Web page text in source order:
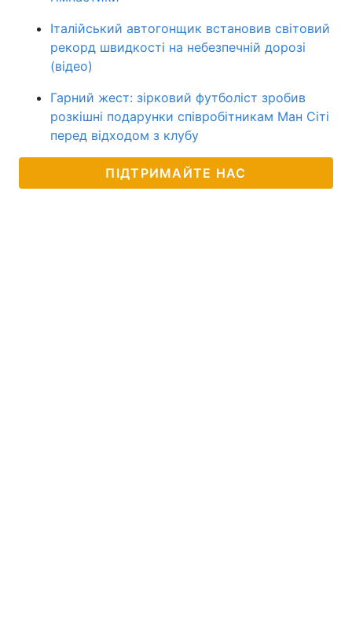
Італійський автогонщик встановив світовий
рекорд швидкості на небезпечній дорозі
(відео)
Гарний жест: зірковий футболіст зробив
розкішні подарунки співробітникам Ман Сіті
перед відходом з клубу
ПІДТРИМАЙТЕ НАС